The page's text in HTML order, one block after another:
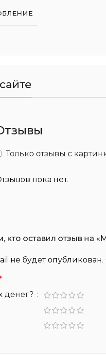
Только отзывы с
пока нет.
кто оставил отзыв на
не будет опубликован.
денег?